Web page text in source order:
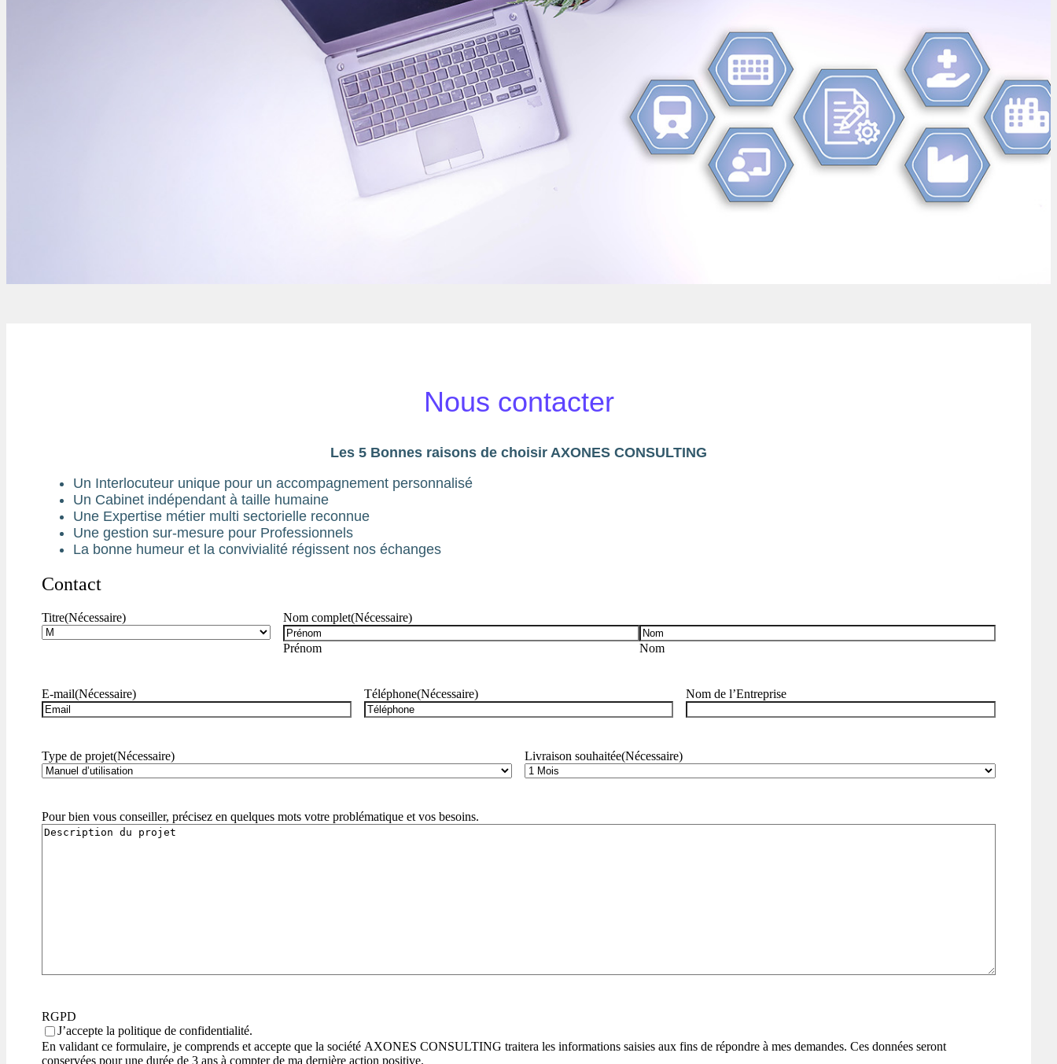
Nous contacter
Les 5 Bonnes raisons de choisir AXONES CONSULTING
Un Interlocuteur unique pour un accompagnement personnalisé
Un Cabinet indépendant à taille humaine
Une Expertise métier multi sectorielle reconnue
Une gestion sur-mesure pour Professionnels
La bonne humeur et la convivialité régissent nos échanges
Contact
Titre(Nécessaire) Nom complet(Nécessaire)
Prénom Nom
E-mail(Nécessaire) Téléphone(Nécessaire) Nom de l’Entreprise
Type de projet(Nécessaire) Livraison souhaitée(Nécessaire)
Pour bien vous conseiller, précisez en quelques mots votre problématique et vos besoins.
RGPD
J’accepte la politique de confidentialité.
En validant ce formulaire, je comprends et accepte que la société AXONES CONSULTING traitera les informations saisies aux fins de répondre à mes demandes. Ces données seront
conservées pour une durée de 3 ans à compter de ma dernière action positive.